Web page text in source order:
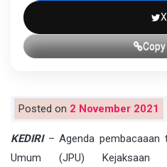
X
Copy
Posted on 2 November 2021
KEDIRI – Agenda
Umum (JPU) Kejaksaan